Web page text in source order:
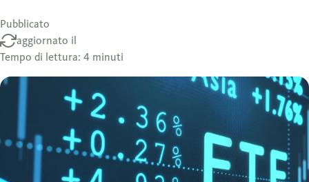
Pubblicato
aggiornato il
Tempo di lettura: 4 minuti